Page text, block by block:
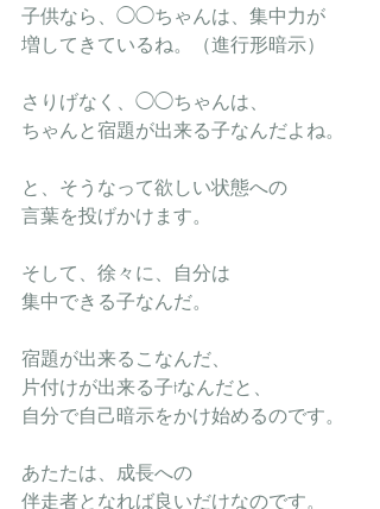
子供なら、◯◯ちゃんは、集中力が
増してきているね。（進行形暗示）
さりげなく、◯◯ちゃんは、
ちゃんと宿題が出来る子なんだよね。
と、そうなって欲しい状態への
言葉を投げかけます。
そして、徐々に、自分は
集中できる子なんだ。
宿題が出来るこなんだ、
片付けが出来る子tなんだと、
自分で自己暗示をかけ始めるのです。
あたたは、成長への
伴走者となれば良いだけなのです。